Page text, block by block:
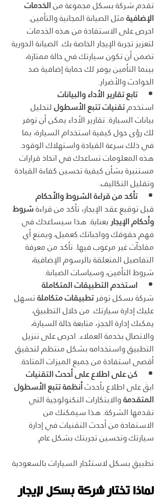
تقدم شركة بسكل مجموعة من الخدمات
الإضافية مثل الصيانة المجانية والتأمين.
احرص على الاستفادة من هذه الخدمات
لتعزيز تجربة الإيجار الخاصة بك. الصيانة الدورية
تضمن أن تكون سيارتك في حالة ممتازة،
بينما التأمين يوفر لك حماية إضافية ضد
الحوادث والأضرار.
تابع تقارير الأداء والبيانات
استخدم تقنيات تتبع الأسطول لتحليل
بيانات السيارة. تقارير الأداء يمكن أن توفر
لك رؤى حول كيفية استخدام السيارة، بما
في ذلك سرعة القيادة واستهلاك الوقود.
هذه المعلومات تساعدك في اتخاذ قرارات
مستنيرة بشأن كيفية تحسين كفاءة القيادة
وتقليل التكاليف.
تأكد من قراءة الشروط والأحكام
قبل توقيع عقد الإيجار، تأكد من قراءة شروط
وأحكام الإيجار بعناية. هذا سيساعدك في
فهم حقوقك وواجباتك كعميل، ويمنع أي
مفاجآت غير مرغوب فيها. تأكد من معرفة
التفاصيل المتعلقة بالرسوم الإضافية،
شروط التأمين، وسياسات الصيانة.
استخدم التطبيقات المتكاملة
شركة بسكل توفر تطبيقات متكاملة تسهل
عليك إدارة سيارتك. من خلال التطبيق،
يمكنك إدارة الحجز، متابعة حالة السيارة،
والاتصال بخدمة العملاء. احرص على تنزيل
التطبيق واستخدامه بشكل منتظم لتحقيق
أقصى استفادة من جميع الميزات المتاحة.
كن على اطلاع على أحدث التقنيات
ابقَ على اطلاع بأحدث أنظمة تتبع الأسطول
المتقدمة والابتكارات التكنولوجية التي
تقدمها الشركة. هذا سيمكنك من
الاستفادة من أحدث التقنيات في إدارة
سيارتك وتحسين تجربتك بشكل عام.
تطبيق بسكل لاستئجار السيارات بالسعودية
لماذا تختار شركة بسكل لإيجار